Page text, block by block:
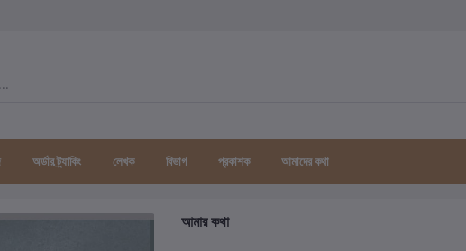
অর্ডার ট্র্যাকিং লেখক বিভাগ প্রকাশক আমাদের কথা
আমার কথা